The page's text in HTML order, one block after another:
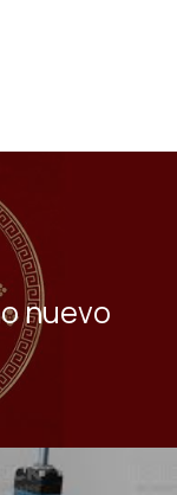
nuevo